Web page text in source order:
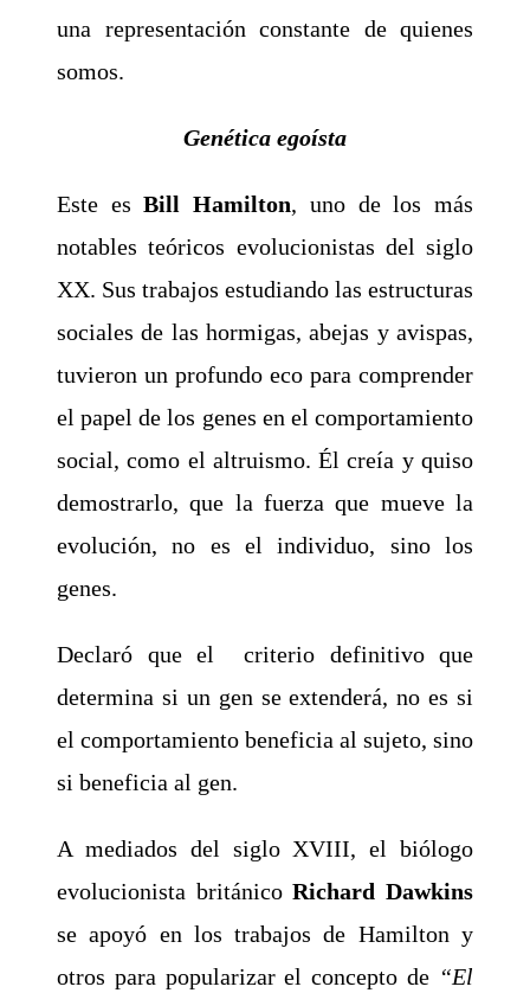
una representación constante de quienes
somos.
Genética egoísta
Este esBill Hamilton, uno de los más
notables teóricos evolucionistas del siglo
XX. Sus trabajos estudiando las estructuras
sociales de las hormigas, abejas y avispas,
tuvieron un profundo eco para comprender
el papel de los genes en el comportamiento
social, como el altruismo. Él creía y quiso
demostrarlo, que la fuerza que mueve la
evolución, no es el individuo, sino los
genes.
Declaró que el criterio definitivo que
determina si un gen se extenderá, no es si
el comportamiento beneficia al sujeto, sino
si beneficia al gen.
A mediados del siglo XVIII, el biólogo
evolucionista británicoRichard Dawkins
se apoyó en los trabajos de Hamilton y
otros para popularizar el concepto de “El